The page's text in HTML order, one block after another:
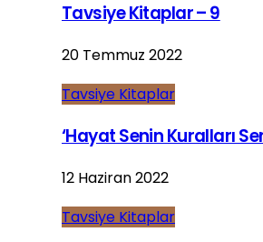
Tavsiye Kitaplar – 9
20 Temmuz 2022
Tavsiye Kitaplar
‘Hayat Senin Kuralları
12 Haziran 2022
Tavsiye Kitaplar